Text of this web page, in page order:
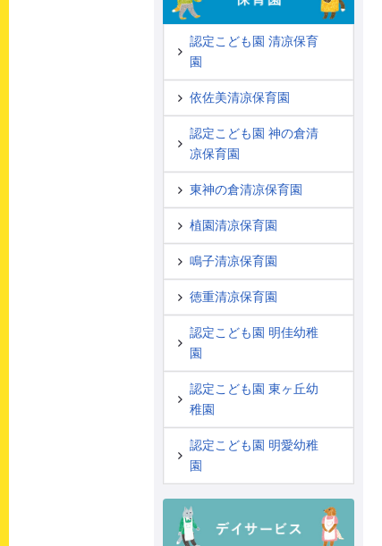
認定こども園 清凉保育
園
依佐美清凉保育園
認定こども園 神の倉清
凉保育園
東神の倉清凉保育園
植園清凉保育園
鳴子清凉保育園
徳重清凉保育園
認定こども園 明佳幼稚
園
認定こども園 東ヶ丘幼
稚園
認定こども園 明愛幼稚
園